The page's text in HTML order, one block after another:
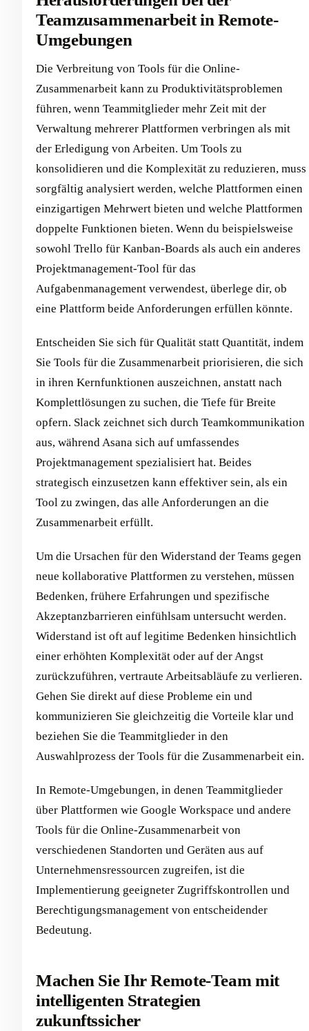
Teamzusammenarbeit in Remote-
Umgebungen
Die Verbreitung von Tools für die Online-
Zusammenarbeit kann zu Produktivitätsproblemen
führen, wenn Teammitglieder mehr Zeit mit der
Verwaltung mehrerer Plattformen verbringen als mit
der Erledigung von Arbeiten. Um Tools zu
konsolidieren und die Komplexität zu reduzieren, muss
sorgfältig analysiert werden, welche Plattformen einen
einzigartigen Mehrwert bieten und welche Plattformen
doppelte Funktionen bieten. Wenn du beispielsweise
sowohl Trello für Kanban-Boards als auch ein anderes
Projektmanagement-Tool für das
Aufgabenmanagement verwendest, überlege dir, ob
eine Plattform beide Anforderungen erfüllen könnte.
Entscheiden Sie sich für Qualität statt Quantität, indem
Sie Tools für die Zusammenarbeit priorisieren, die sich
in ihren Kernfunktionen auszeichnen, anstatt nach
Komplettlösungen zu suchen, die Tiefe für Breite
opfern. Slack zeichnet sich durch Teamkommunikation
aus, während Asana sich auf umfassendes
Projektmanagement spezialisiert hat. Beides
strategisch einzusetzen kann effektiver sein, als ein
Tool zu zwingen, das alle Anforderungen an die
Zusammenarbeit erfüllt.
Um die Ursachen für den Widerstand der Teams gegen
neue kollaborative Plattformen zu verstehen, müssen
Bedenken, frühere Erfahrungen und spezifische
Akzeptanzbarrieren einfühlsam untersucht werden.
Widerstand ist oft auf legitime Bedenken hinsichtlich
einer erhöhten Komplexität oder auf der Angst
zurückzuführen, vertraute Arbeitsabläufe zu verlieren.
Gehen Sie direkt auf diese Probleme ein und
kommunizieren Sie gleichzeitig die Vorteile klar und
beziehen Sie die Teammitglieder in den
Auswahlprozess der Tools für die Zusammenarbeit ein.
In Remote-Umgebungen, in denen Teammitglieder
über Plattformen wie Google Workspace und andere
Tools für die Online-Zusammenarbeit von
verschiedenen Standorten und Geräten aus auf
Unternehmensressourcen zugreifen, ist die
Implementierung geeigneter Zugriffskontrollen und
Berechtigungsmanagement von entscheidender
Bedeutung.
Machen Sie Ihr Remote-Team mit
intelligenten Strategien
zukunftssicher